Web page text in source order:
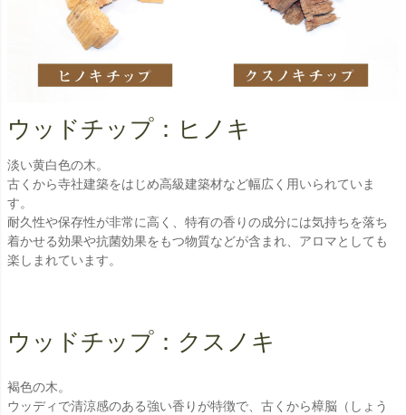
ウッドチップ：ヒノキ
淡い黄白色の木。
古くから寺社建築をはじめ高級建築材など幅広く用いられていま
す。
耐久性や保存性が非常に高く、特有の香りの成分には気持ちを落ち
着かせる効果や抗菌効果をもつ物質などが含まれ、アロマとしても
楽しまれています。
ウッドチップ：クスノキ
褐色の木。
ウッディで清涼感のある強い香りが特徴で、古くから樟脳（しょう